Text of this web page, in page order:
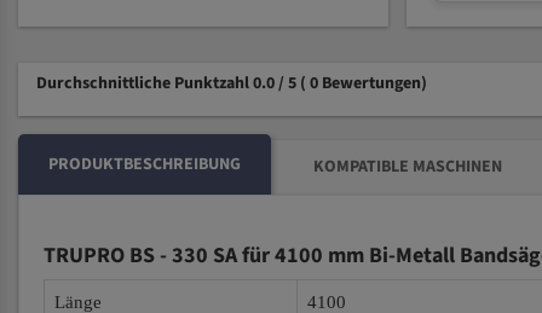
Durchschnittliche Punktzahl 0.0 / 5 ( 0 Bewertungen)
PRODUKTBESCHREIBUNG KOMPATIBLE MASCHINEN
TRUPRO BS - 330 SA für 4100 mm Bi-Metall
Länge 4100